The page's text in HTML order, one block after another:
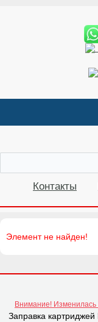
Контакты
Элемент не найден!
Внимание! Изменилась
Заправка